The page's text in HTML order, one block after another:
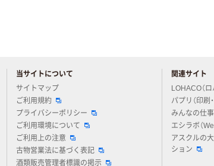
当サイトについて
サイトマップ
ご利用規約
プライバシーポリシー
ご利用環境について
ご利用上の注意
古物営業法に基づく表記
酒類販売管理者標識の掲示
関連サイト
LOHACO（ロ
パプリ（印刷
みんなの仕
エシラボ（
アスクルの
ション